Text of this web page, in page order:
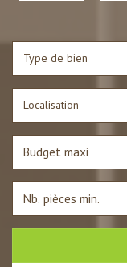
Type de bien
Localisation